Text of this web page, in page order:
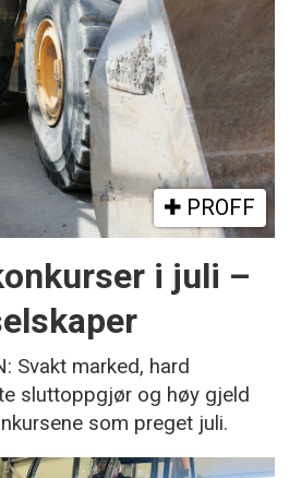
PROFF
i juli –
Svakt marked, hard
sluttoppgjør og høy gjeld
som preget juli.